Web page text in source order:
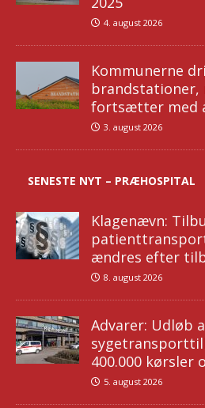
4. august 2026
Kommunerne
brandstationer,
fortsætter med
3. august 2026
SENESTE NYT – PRÆHOSPITAL
Klagenævn:
ændres efter
8. august 2026
Advarer: Udløb
400.000 kørsler
5. august 2026